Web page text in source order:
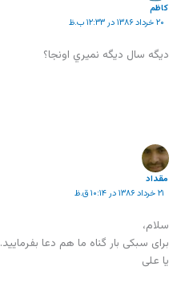
كاظم
۲۰ خرداد ۱۳۸۶ در ۱۲:۳۳ ب.ظ
ديگه سال ديگه نميري اونجا؟
مقداد
۲۱ خرداد ۱۳۸۶ در ۱۰:۱۴ ق.ظ
سلام،
برای سبکی بار گناه ما هم دعا بفرمایید.
یا علی